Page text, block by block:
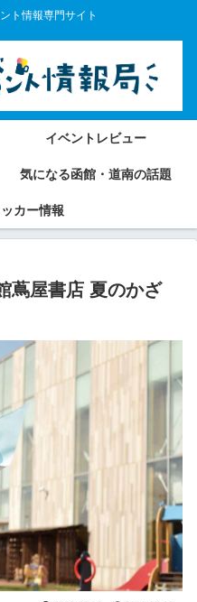
ト情報専門サイト
イベントレビュー
気になる函館・道南の話題
カー情報
蔦屋書店 夏のかざ